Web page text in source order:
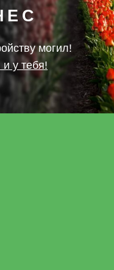
могил!
и у тебя!